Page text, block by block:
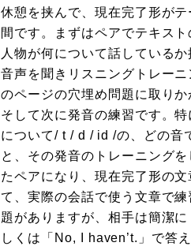
休憩を挟んで、現在完了形が
間です。まずはペアでテキスト
人物が何について話している
音声を聞きリスニングトレー
のページの穴埋め問題に取りか
そして次に発音の練習です。
について/ t / d / id /の、どの音
と、その発音のトレーニング
たペアになり、現在完了形の
て、実際の会話で使う文章で
題がありますが、相手は簡潔
しくは「No, I haven’t.」で答